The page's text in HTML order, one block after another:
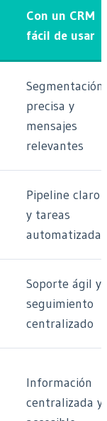
Con un CRM
fácil de usar
Segmentación
precisa y
mensajes
relevantes
Pipeline claro
y tareas
automatizadas
Soporte ágil y
seguimiento
centralizado
Información
centralizada y